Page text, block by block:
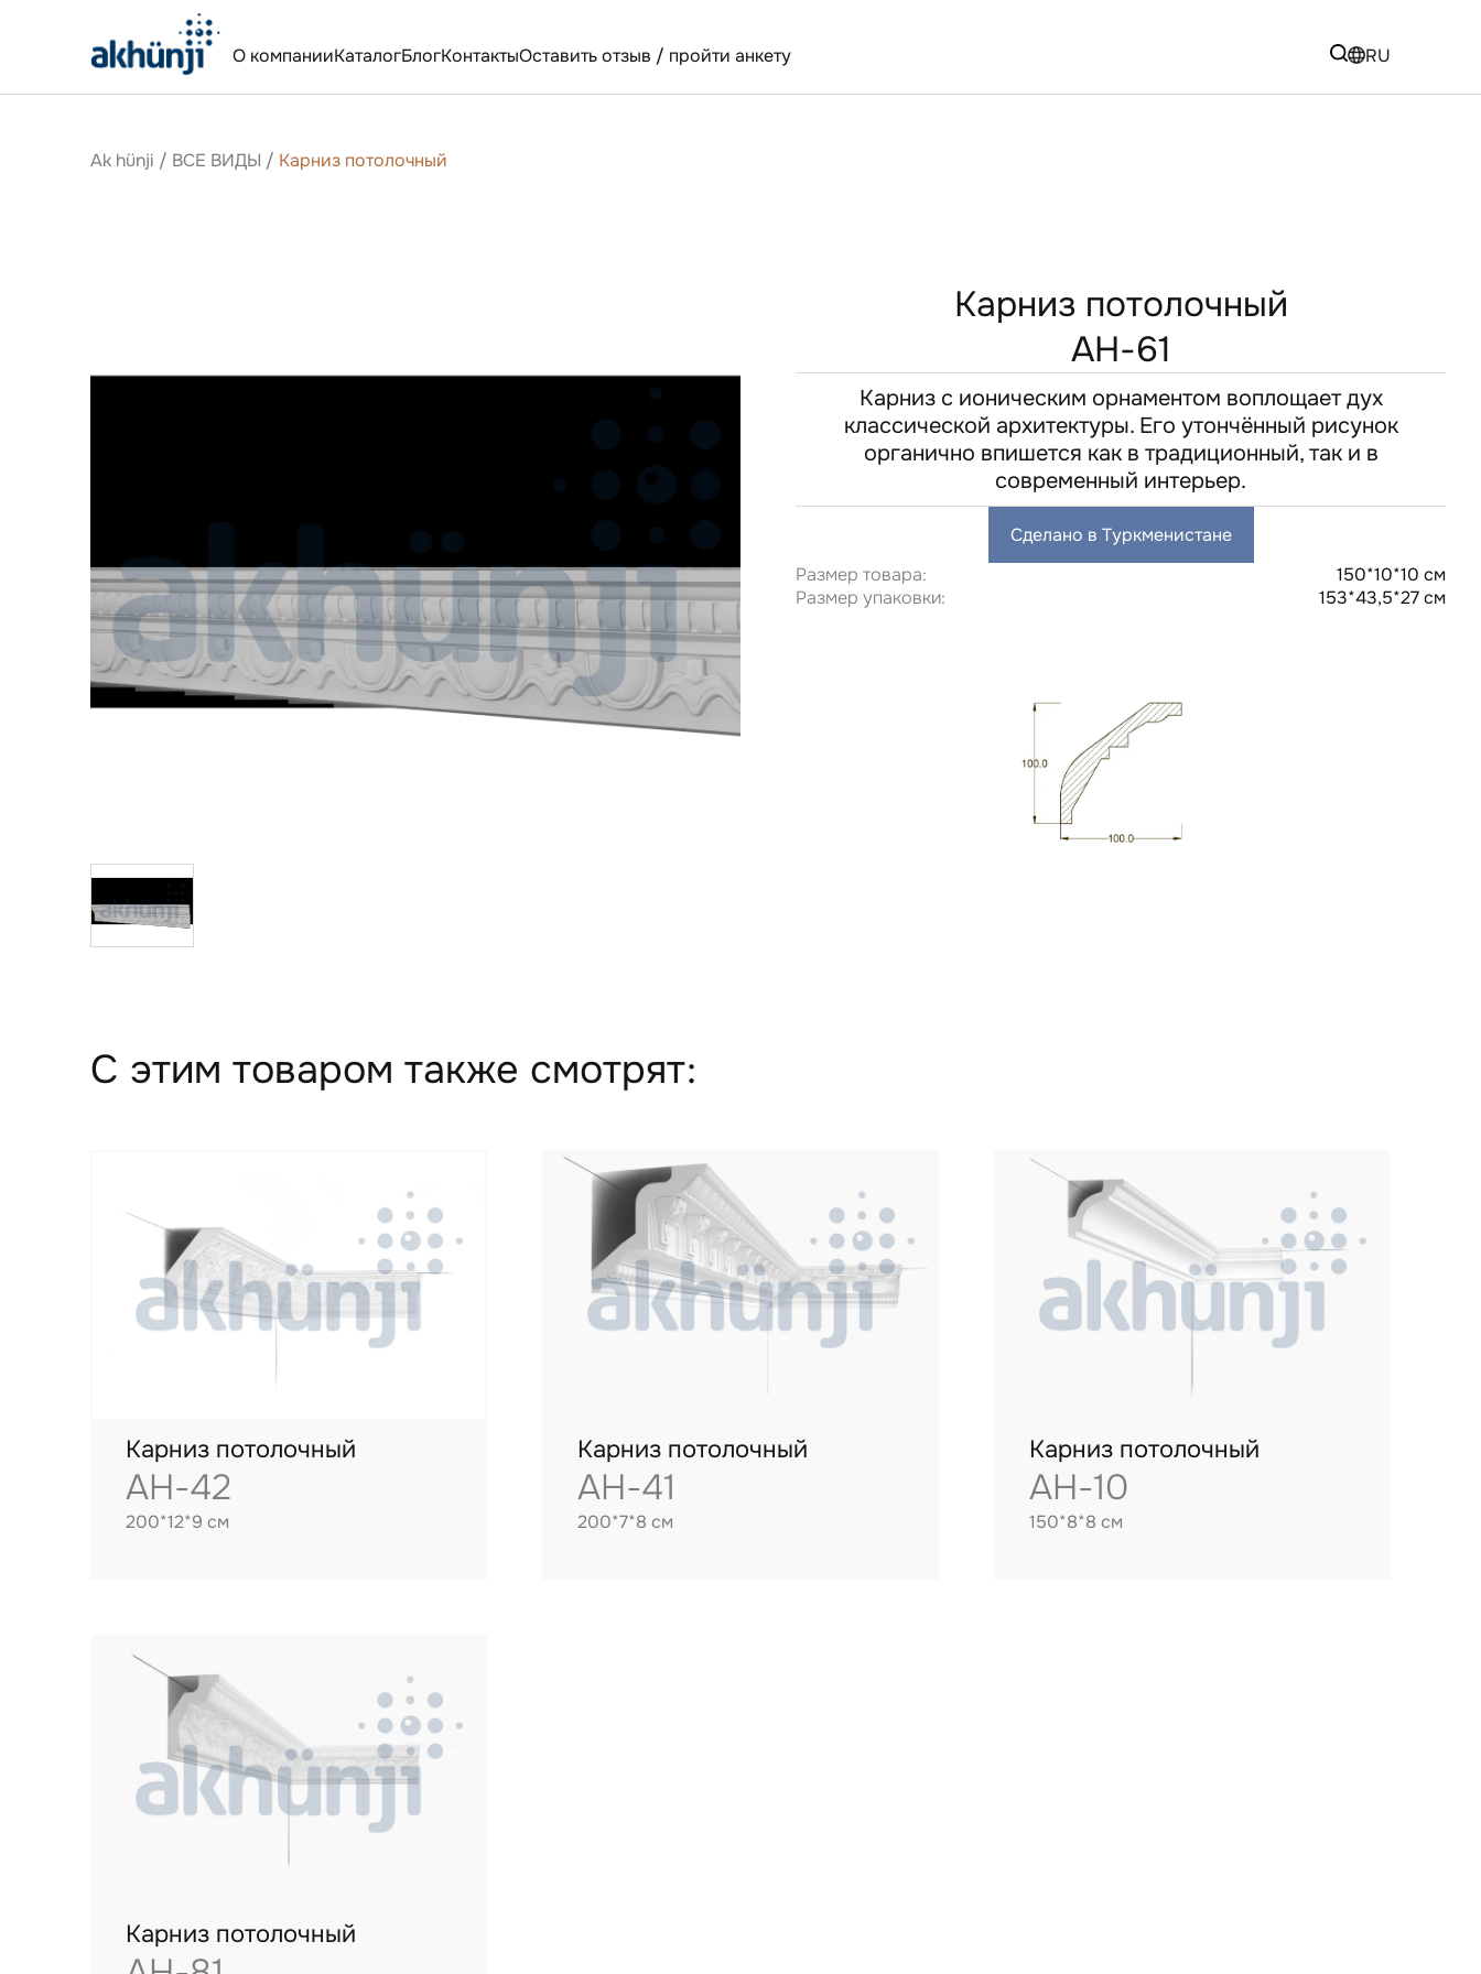
О компанииКаталогБлогКонтактыОставить отзыв / пройти анкету RU
Ak hünji / ВСЕ ВИДЫ / Карниз потолочный
Карниз потолочный
AH-61
Карниз с ионическим орнаментом воплощает дух
классической архитектуры. Его утончённый рисунок
органично впишется как в традиционный, так и в
современный интерьер.
Сделано в Туркменистане
Размер товара:
150*10*10 см
Размер упаковки:
153*43,5*27 см
С этим товаром также смотрят:
Карниз потолочный
AH-42
200*12*9 см
Карниз потолочный
AH-41
200*7*8 см
Карниз потолочный
AH-10
150*8*8 см
Карниз потолочный